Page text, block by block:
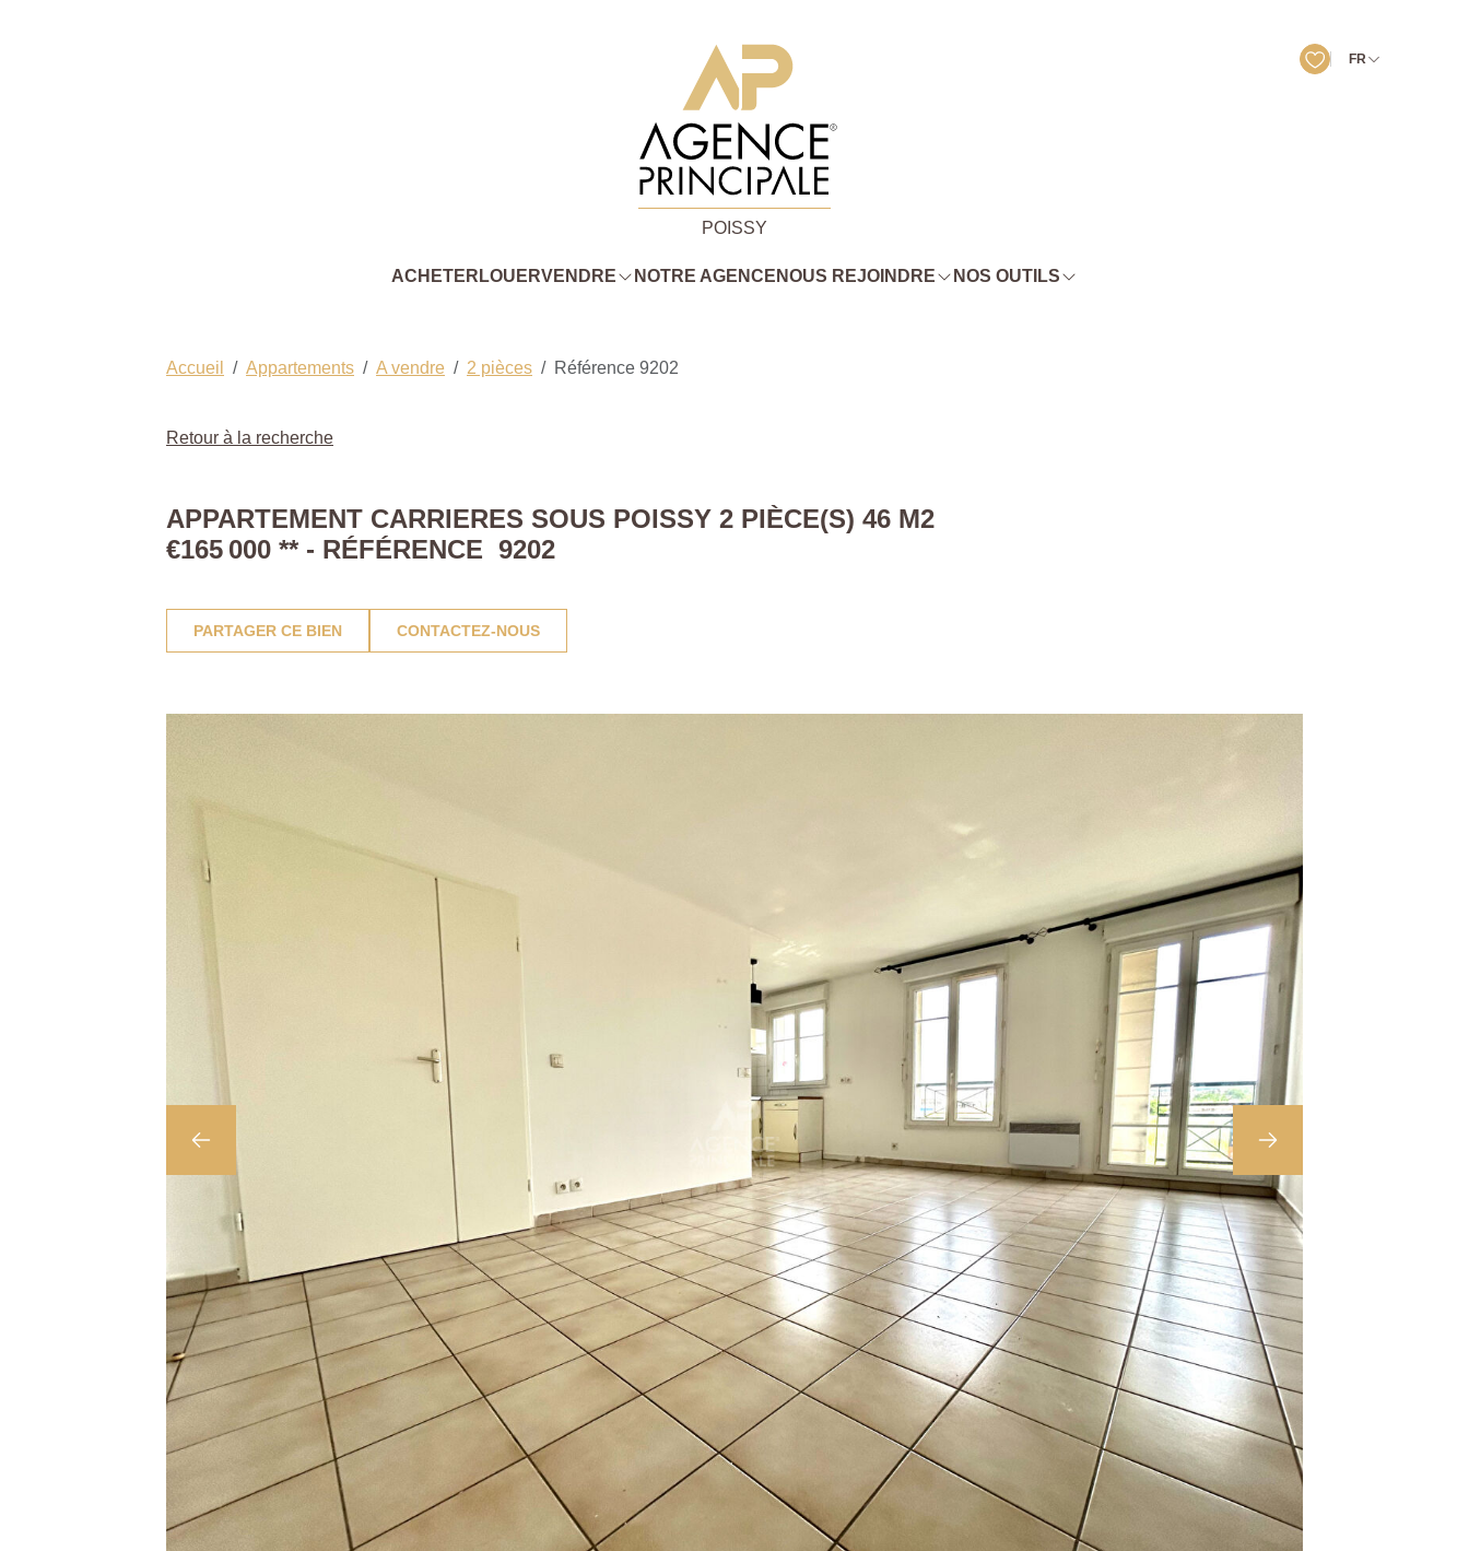
FR
POISSY
ACHETER LOUERVENDRE NOTRE AGENCE NOUS REJOINDRE NOS OUTILS
Accueil Appartements A vendre 2 pièces Référence 9202
Retour à la recherche
APPARTEMENT CARRIERES SOUS POISSY 2 PIÈCE(S) 46 M2
€165 000 ** - RÉFÉRENCE 9202
PARTAGER CE BIEN CONTACTEZ-NOUS